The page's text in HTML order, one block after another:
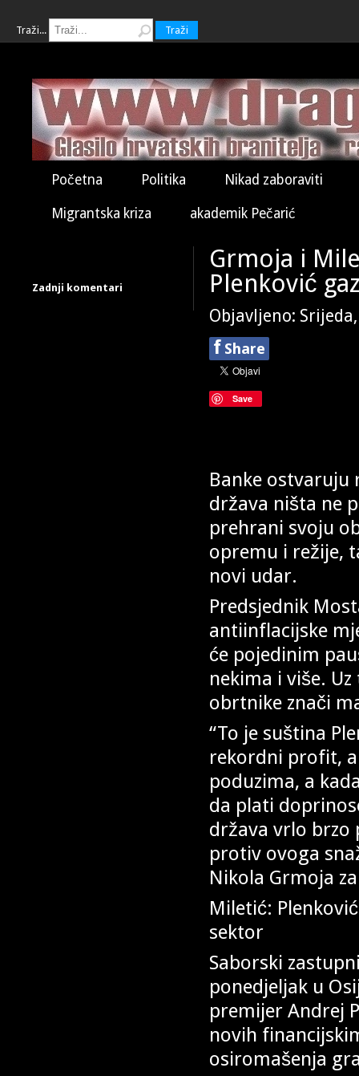
Traži... Traži
Početna Politika Nikad zaboraviti
Migrantska kriza akademik Pečarić
Zadnji komentari
Grmoja i
Plenković
Objavljeno:
f Share
Save
Banke
država ništa ne
prehrani svoju
opremu i režije,
novi udar.
Predsjednik
antiinflacijske
će pojedinim
nekima i više.
obrtnike znači
“To je suština
rekordni profit,
poduzima, a
da plati
država vrlo brzo
protiv ovoga
Nikola Grmoja
Miletić:
sektor
Saborski
ponedjeljak u
premijer Andrej
novih
osiromašenja